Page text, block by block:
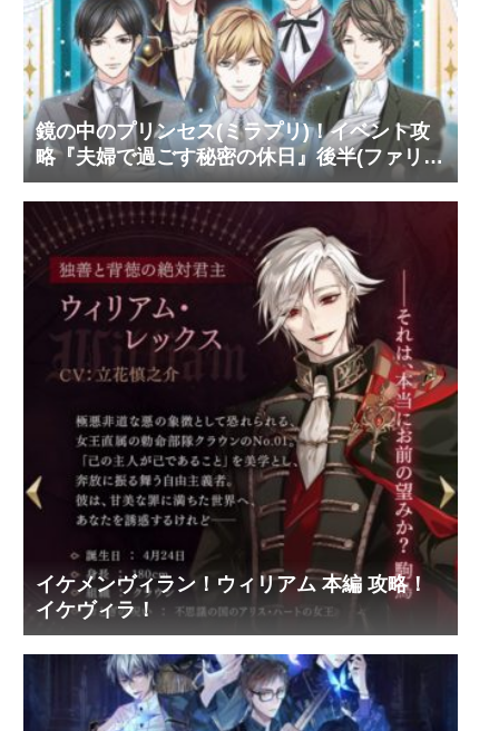
鏡の中のプリンセス(ミラプリ)！イベント攻
略『夫婦で過ごす秘密の休日』後半(ファリ
ス・ヴィンセント)
イケメンヴィラン！ウィリアム 本編 攻略！
イケヴィラ！